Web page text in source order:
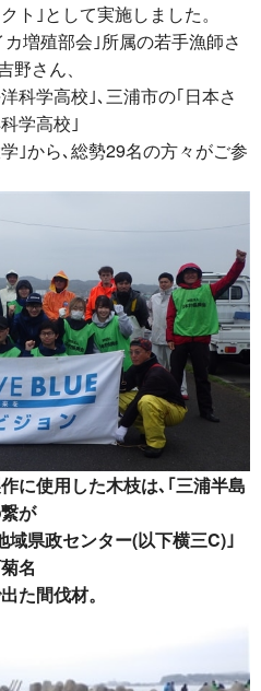
ト｣として実施しました。
増殖部会｣所属の若手漁師さ
さん、
科学高校｣､三浦市の｢日本さ
学高校｣
｣から､総勢29名の方々がご参
に使用した木枝は､｢三浦半島
が
域県政センター(以下横三C)｣
名
た間伐材。